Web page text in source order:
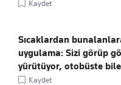
Kaydet
Sıcaklardan
uygulama: Sizi görüp
yürütüyor, otobüste
Kaydet